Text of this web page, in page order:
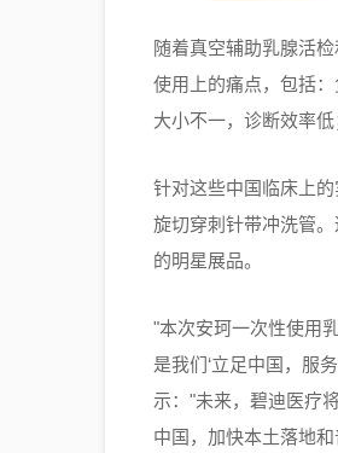
随着真空辅助乳腺活
使用上的痛点，包括
大小不一，诊断效率
针对这些中国临床上
旋切穿刺针带冲洗管
的明星展品。
"本次安珂一次性使用
是我们‘立足中国，服
示："未来，碧迪医疗
中国，加快本土落地